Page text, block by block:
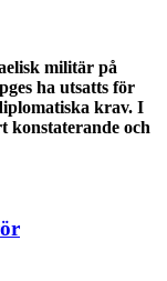
militär på
ha utsatts för
krav. I
konstaterande och